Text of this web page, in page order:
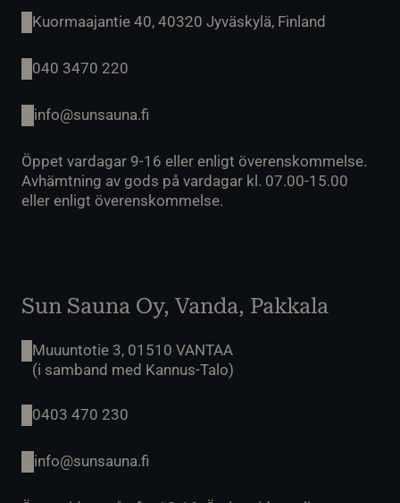
Kuormaajantie 40, 40320 Jyväskylä, Finland
040 3470 220
info@sunsauna.fi
Öppet vardagar 9-16 eller enligt överenskommelse.
Avhämtning av gods på vardagar kl. 07.00-15.00
eller enligt överenskommelse.
Sun Sauna Oy, Vanda, Pakkala
Muuuntotie 3, 01510 VANTAA
(i samband med Kannus-Talo)
0403 470 230
info@sunsauna.fi